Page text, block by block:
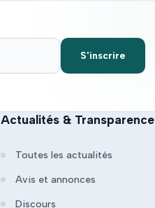
S'inscrire
Actualités & Transparence
Toutes les actualités
Avis et annonces
Discours